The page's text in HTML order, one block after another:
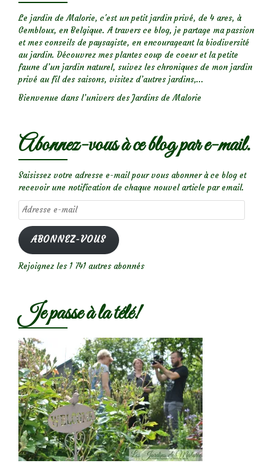
Le jardin de Malorie, c'est un petit jardin privé, de 4 ares, à
Gembloux, en Belgique. A travers ce blog, je partage ma passion
et mes conseils de paysagiste, en encourageant la biodiversité
au jardin. Découvrez mes plantes coup de coeur et la petite
faune d’un jardin naturel, suivez les chroniques de mon jardin
privé au fil des saisons, visitez d’autres jardins,...
Bienvenue dans l’univers des Jardins de Malorie
Abonnez-vous à ce blog par e-mail.
Saisissez votre adresse e-mail pour vous abonner à ce blog et
recevoir une notification de chaque nouvel article par email.
Adresse
e-
mail
ABONNEZ-VOUS
Rejoignez les 1 741 autres abonnés
Je passe à la télé!